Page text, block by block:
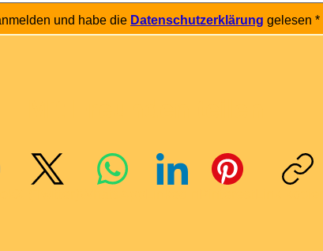
und habe die Datenschutzerklärung gelesen *